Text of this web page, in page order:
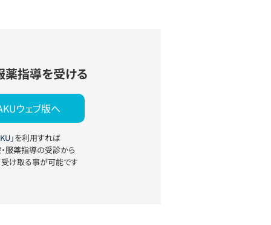
薬指導を受ける
ウェブ版へ
」を利用すれば
服薬指導の受診から
け取る事が可能です